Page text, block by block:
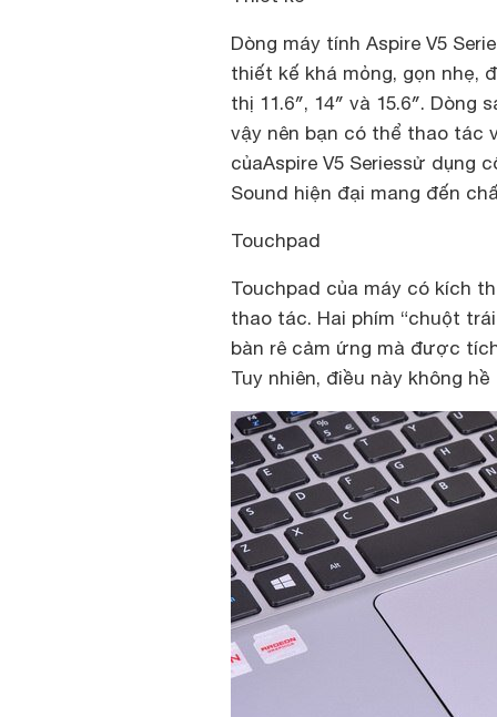
Dòng máy tính Aspire V5
thiết kế khá mỏng, gọn nhẹ,
thị 11.6″, 14″ và 15.6″.
vậy nên bạn có thể thao tác
củaAspire V5 Seriessử dụng
Sound hiện đại mang đến
Touchpad
Touchpad của máy có kích
thao tác. Hai phím “chuột
bàn rê cảm ứng mà được
Tuy nhiên, điều này không